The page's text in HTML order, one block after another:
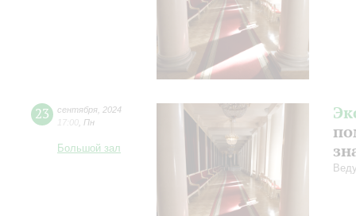
23 сентября 2024
17:00 Пн
Большой зал